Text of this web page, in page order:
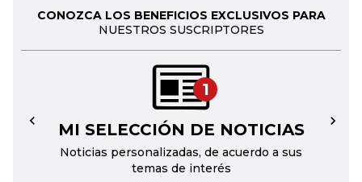
CONOZCA LOS BENEFICIOS EXCLUSIVOS PARA
NUESTROS SUSCRIPTORES
1
MI SELECCIÓN DE NOTICIAS
Noticias personalizadas, de acuerdo a sus
temas de interés
← →